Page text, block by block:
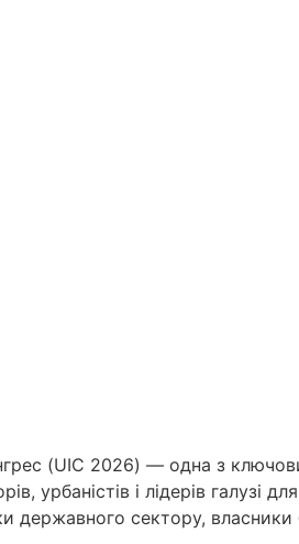
(UIC 2026) — одна з
урбаністів і лідерів галузі
державного сектору,